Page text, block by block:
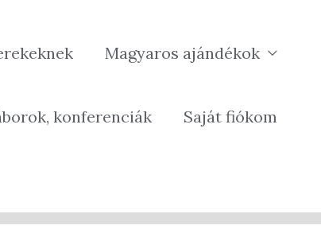
Magyaros ajándékok
konferenciák Saját fiókom